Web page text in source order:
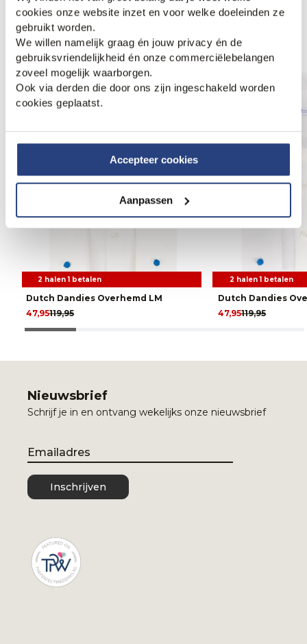
cookies onze website inzet en voor welke doeleinden ze
gebruikt worden.
We willen namelijk graag én jouw privacy én de
gebruiksvriendelijkheid én onze commerciëlebelangen
zoveel mogelijk waarborgen.
Ook via derden die door ons zijn ingeschakeld worden
cookies geplaatst.
Accepteer cookies
Aanpassen
Anderen bekeken ook
Weekdeal.
2 halen 1 betalen
Dutch Dandies Overhemd LM
119,95
47,95
2 halen 1 betalen
Dutch Dandies
119,95
47,95
Nieuwsbrief
Schrijf je in en ontvang wekelijks onze nieuwsbrief
Email
Inschrijven